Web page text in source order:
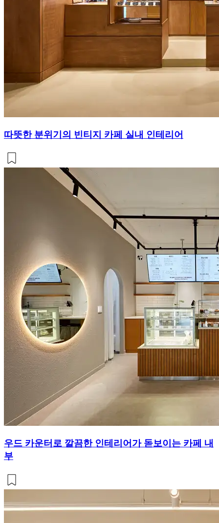
따뜻한 분위기의 빈티지 카페 실내 인테리어
우드 카운터로 깔끔한 인테리어가 돋보이는 카페 내
부